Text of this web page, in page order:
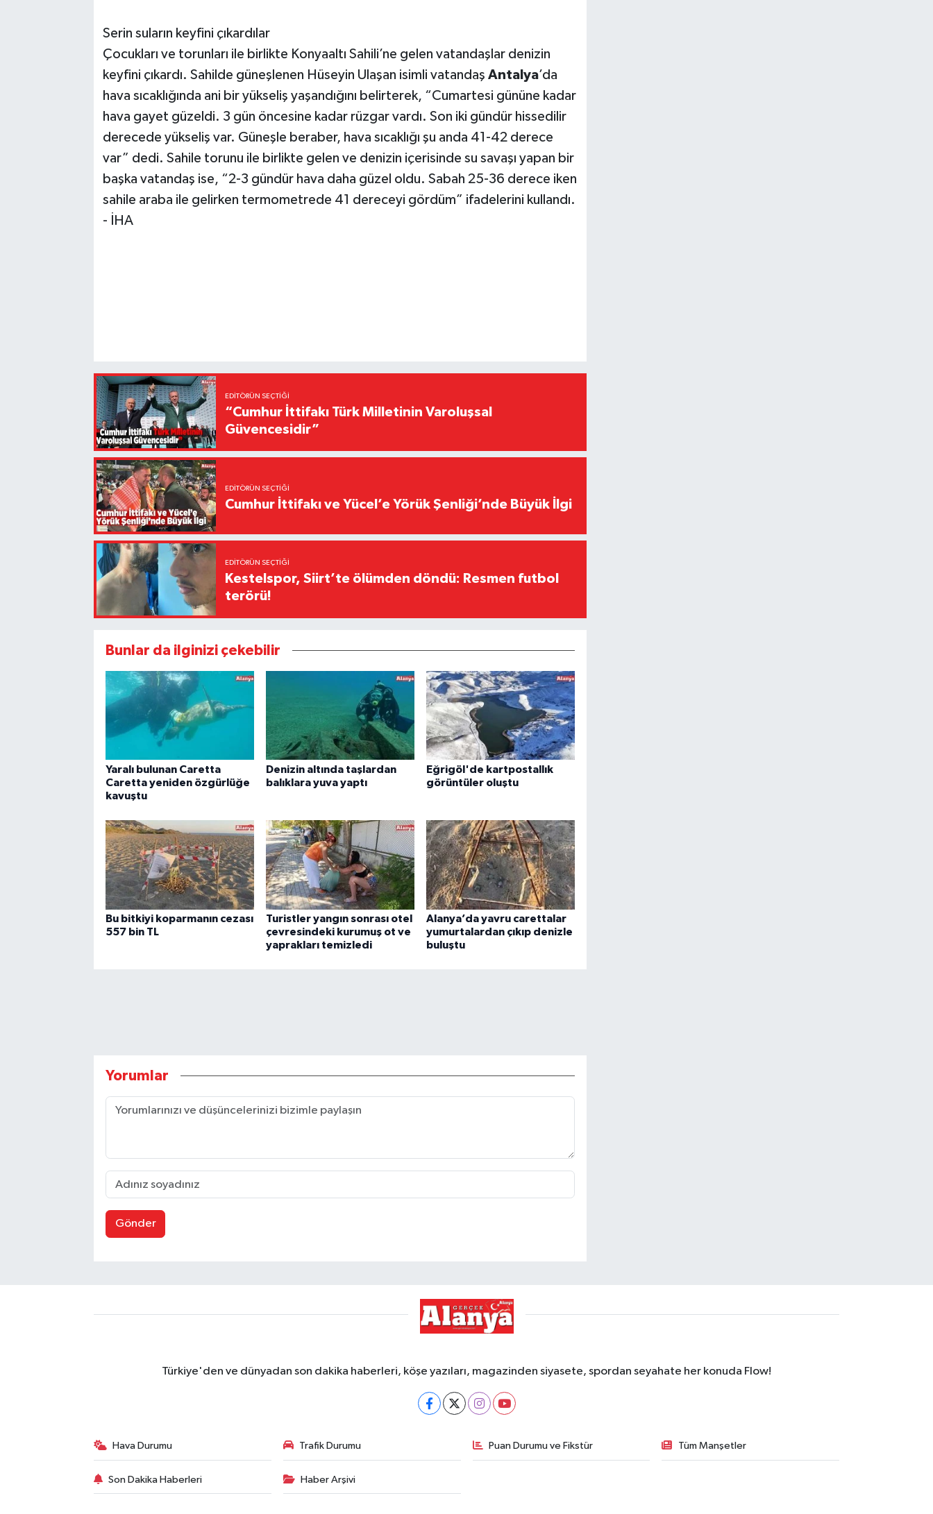
Serin suların keyfini çıkardılar
Çocukları ve torunları ile birlikte Konyaaltı Sahili’ne gelen vatandaşlar denizin
keyfini çıkardı. Sahilde güneşlenen Hüseyin Ulaşan isimli vatandaş Antalya’da
hava sıcaklığında ani bir yükseliş yaşandığını belirterek, “Cumartesi gününe kadar
hava gayet güzeldi. 3 gün öncesine kadar rüzgar vardı. Son iki gündür hissedilir
derecede yükseliş var. Güneşle beraber, hava sıcaklığı şu anda 41-42 derece
var” dedi. Sahile torunu ile birlikte gelen ve denizin içerisinde su savaşı yapan bir
başka vatandaş ise, “2-3 gündür hava daha güzel oldu. Sabah 25-36 derece iken
sahile araba ile gelirken termometrede 41 dereceyi gördüm” ifadelerini kullandı.
- İHA
EDITÖRÜN SEÇTIĞI
“Cumhur İttifakı Türk Milletinin Varoluşsal
Güvencesidir”
EDITÖRÜN SEÇTIĞI
Cumhur İttifakı ve Yücel’e Yörük Şenliği’nde Büyük İlgi
EDITÖRÜN SEÇTIĞI
Kestelspor, Siirt’te ölümden döndü: Resmen futbol
terörü!
Bunlar da ilginizi çekebilir
Yaralı bulunan Caretta
Caretta yeniden özgürlüğe
kavuştu
Denizin altında taşlardan
balıklara yuva yaptı
Eğrigöl'de kartpostallık
görüntüler oluştu
Bu bitkiyi koparmanın cezası
557 bin TL
Turistler yangın sonrası otel
çevresindeki kurumuş ot ve
yaprakları temizledi
Alanya’da yavru carettalar
yumurtalardan çıkıp denizle
buluştu
Yorumlar
Gönder
Türkiye'den ve dünyadan son dakika haberleri, köşe yazıları, magazinden siyasete, spordan seyahate her konuda Flow!
Hava Durumu Trafik Durumu Puan Durumu ve Fikstür Tüm Manşetler
Son Dakika Haberleri Haber Arşivi